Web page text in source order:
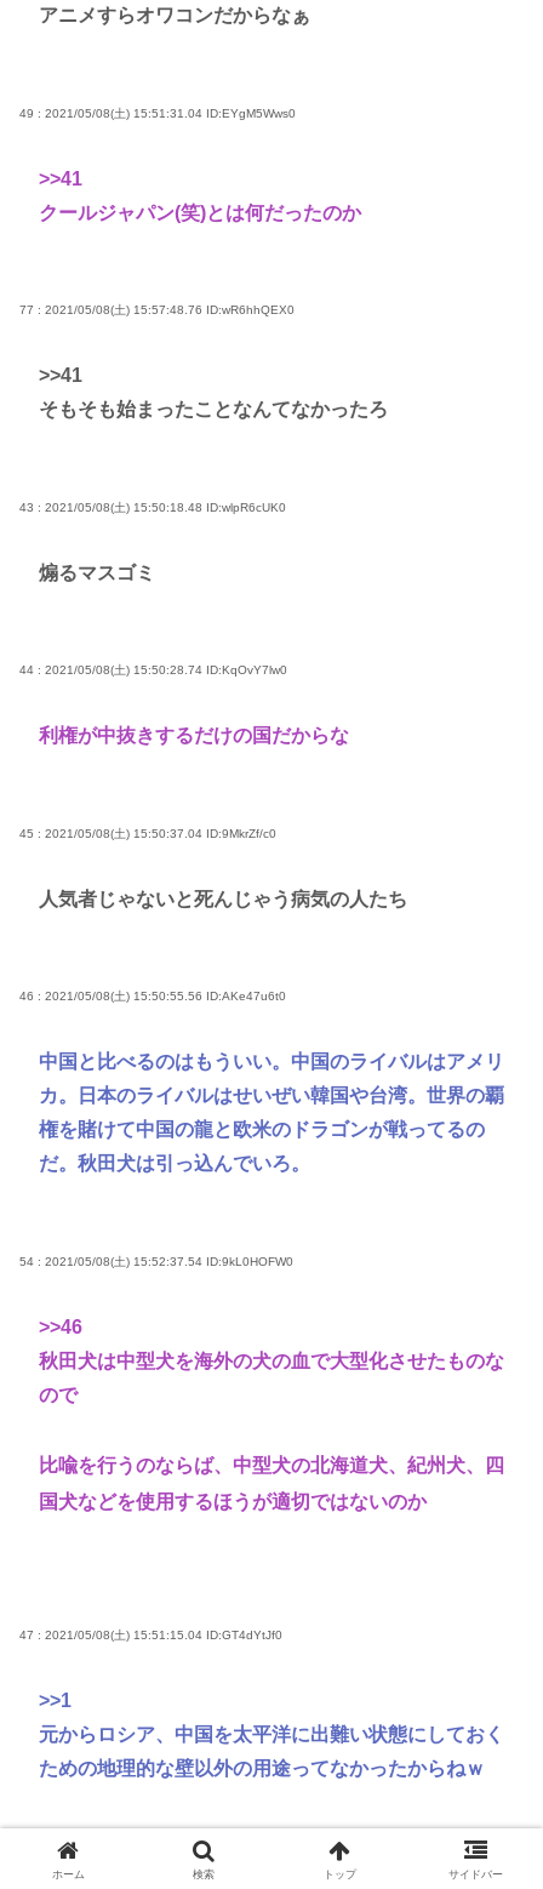
アニメすらオワコンだからなぁ
49 : 2021/05/08(土) 15:51:31.04 ID:EYgM5Wws0
>>41
クールジャパン(笑)とは何だったのか
77 : 2021/05/08(土) 15:57:48.76 ID:wR6hhQEX0
>>41
そもそも始まったことなんてなかったろ
43 : 2021/05/08(土) 15:50:18.48 ID:wlpR6cUK0
煽るマスゴミ
44 : 2021/05/08(土) 15:50:28.74 ID:KqOvY7lw0
利権が中抜きするだけの国だからな
45 : 2021/05/08(土) 15:50:37.04 ID:9MkrZf/c0
人気者じゃないと死んじゃう病気の人たち
46 : 2021/05/08(土) 15:50:55.56 ID:AKe47u6t0
中国と比べるのはもういい。中国のライバルはアメリ
カ。日本のライバルはせいぜい韓国や台湾。世界の覇
権を賭けて中国の龍と欧米のドラゴンが戦ってるの
だ。秋田犬は引っ込んでいろ。
54 : 2021/05/08(土) 15:52:37.54 ID:9kL0HOFW0
>>46
秋田犬は中型犬を海外の犬の血で大型化させたものな
ので
比喩を行うのならば、中型犬の北海道犬、紀州犬、四
国犬などを使用するほうが適切ではないのか
47 : 2021/05/08(土) 15:51:15.04 ID:GT4dYtJf0
>>1
元からロシア、中国を太平洋に出難い状態にしておく
ための地理的な壁以外の用途ってなかったからねｗ
48 : 2021/05/08(土) 15:51:25.22 ID:qq5YUYm/0
ホーム 検索 トップ サイドバー